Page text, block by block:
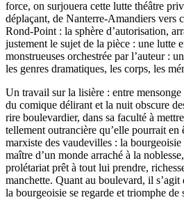
force, on surjouera cette lutte théâtre
déplaçant, de Nanterre-Amandiers vers
Rond-Point : la sphère d’autorisation,
justement le sujet de la pièce : une lutte
monstrueuses orchestrée par l’auteur :
les genres dramatiques, les corps, les
Un travail sur la lisière : entre
du comique délirant et la nuit obscure
rire boulevardier, dans sa faculté à
tellement outrancière qu’elle pourrait en
marxiste des vaudevilles : la
maître d’un monde arraché à la
prolétariat prêt à tout lui prendre,
manchette. Quant au boulevard, il
la bourgeoisie se regarde et triomphe de